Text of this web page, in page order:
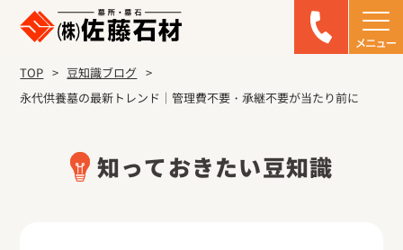
TOP
豆知識ブログ
永代供養墓の最新トレンド｜管理費不要・承継不要が当たり前に
知っておきたい豆知識